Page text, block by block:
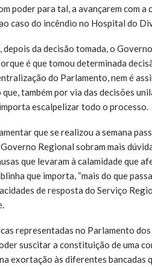
poder para tal, a avançarem com a
caso do incêndio no Hospital do
depois da decisão tomada, o
é que tomou determinada
do Parlamento, nem é
também por via das decisões
escalpelizar todo o processo.
que se realizou a semana
Regional sobram mais
que levaram à calamidade que
que importa, “mais do que
de resposta do Serviço
representadas no Parlamento dos
suscitar a constituição de uma
exortação às diferentes bancadas